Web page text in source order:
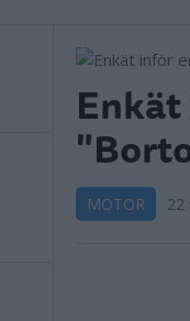
MOTOR 22